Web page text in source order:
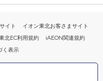
イト
イオン東北お客さまサイト
北EC利用規約
iAEON関連規約
く表示